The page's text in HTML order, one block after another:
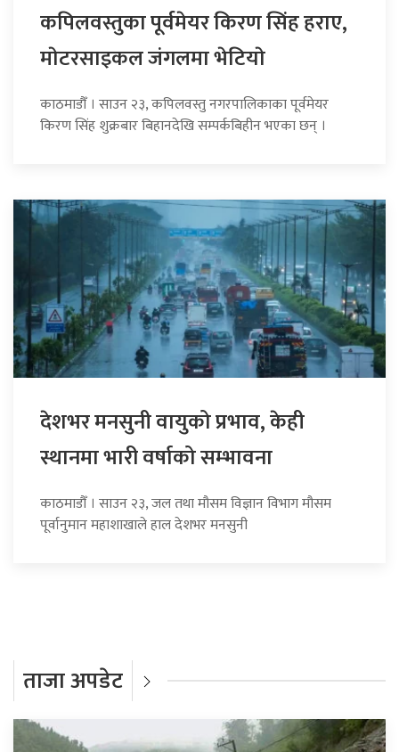
कपिलवस्तुका पूर्वमेयर किरण सिंह हराए,
माेटरसाइकल जंगलमा भेटियाे
काठमाडौँ । साउन २३, कपिलवस्तु नगरपालिकाका पूर्वमेयर
किरण सिंह शुक्रबार बिहानदेखि सम्पर्कबिहीन भएका छन् ।
देशभर मनसुनी वायुको प्रभाव, केही
स्थानमा भारी वर्षाको सम्भावना
काठमाडौँ । साउन २३, जल तथा मौसम विज्ञान विभाग मौसम
पूर्वानुमान महाशाखाले हाल देशभर मनसुनी
ताजा अपडेट